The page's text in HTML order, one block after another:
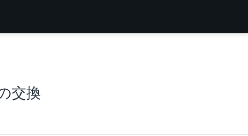
交換